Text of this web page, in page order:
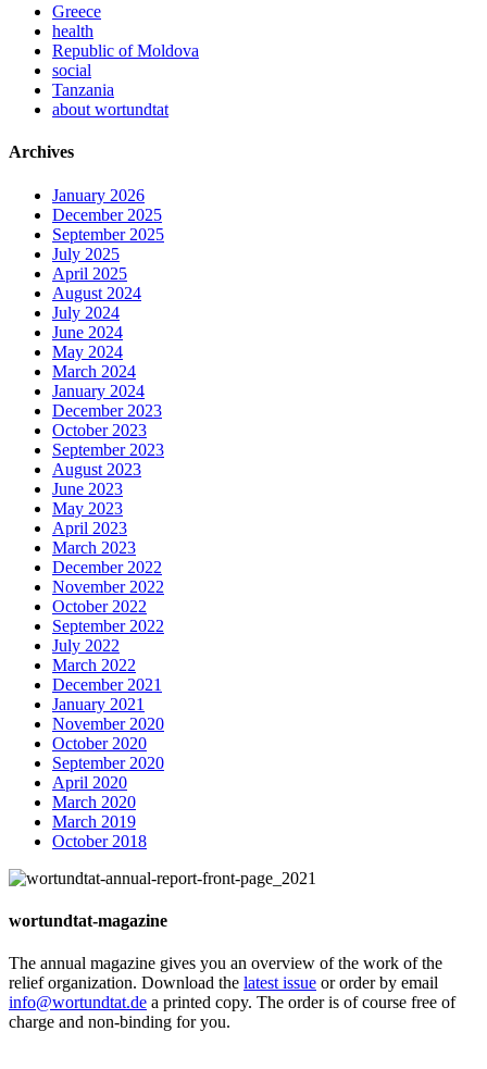
Greece
health
Republic of Moldova
social
Tanzania
about wortundtat
Archives
January 2026
December 2025
September 2025
July 2025
April 2025
August 2024
July 2024
June 2024
May 2024
March 2024
January 2024
December 2023
October 2023
September 2023
August 2023
June 2023
May 2023
April 2023
March 2023
December 2022
November 2022
October 2022
September 2022
July 2022
March 2022
December 2021
January 2021
November 2020
October 2020
September 2020
April 2020
March 2020
March 2019
October 2018
wortundtat-magazine
The annual magazine gives you an overview of the work of the
relief organization. Download the latest issue or order by email
info@wortundtat.de a printed copy. The order is of course free of
charge and non-binding for you.